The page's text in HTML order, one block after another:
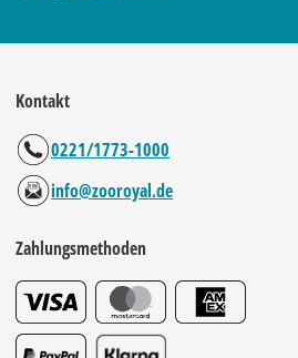
Kontakt
0221/1773-1000
info@zooroyal.de
Zahlungsmethoden